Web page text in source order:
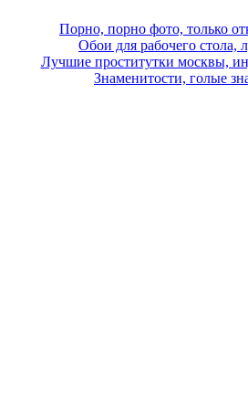
Порно, порно фото, только
Обои для рабочего стола,
Лучшие проститутки москвы,
Знаменитости, голые